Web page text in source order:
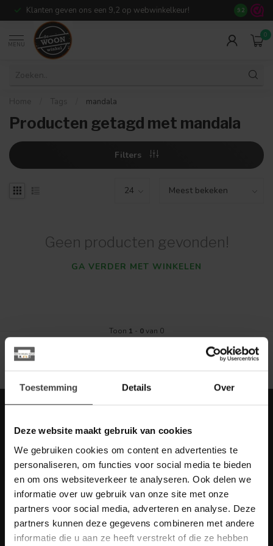
Toestemming Details Over
Deze website maakt gebruik van cookies
We gebruiken cookies om content en advertenties te
personaliseren, om functies voor social media te bieden
en om ons websiteverkeer te analyseren. Ook delen we
informatie over uw gebruik van onze site met onze
partners voor social media, adverteren en analyse. Deze
partners kunnen deze gegevens combineren met andere
informatie die u aan ze heeft verstrekt of die ze hebben
Klanten geven ons een 9,2 op webwinkelkeur! Meer dan
9.2
MENU
0
Home Tags mandala
Producten getagd met mandala
Filters
Geen producten gevonden!
GA VERDER MET WINKELEN
Toon 1 - 0van 0
Meer informatie
Heb je vragen over onze artikelen of jouw aankoop? Bekijk dan
de klantenservice pagina. Daar staan antwoorden op veel
scherpe acties